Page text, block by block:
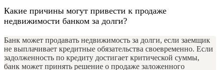
Какие причины могут привести к продаже
недвижимости банком за долги?
Банк может продавать недвижимость за долги, если заемщик
не выплачивает кредитные обязательства своевременно. Если
задолженность по кредиту достигает критической суммы,
банк может принять решение о продаже заложенного